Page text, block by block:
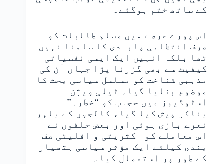
کے ساتھ ختم ہوگئے۔
اس پورے عرصے میں مسلم طالبات کو
صرف انتظامی پابندی کا سامنا نہیں
تھا بلکہ انہیں ایک ایسی نفسیاتی
کیفیت سے بھی گزرنا پڑا جہاں اُن کی
مذہبی شناخت کو مسلسل سیاسی بحث کا
موضوع بنایا گیا۔ ٹیلی ویژن
اسٹوڈیوز میں حجاب کو “خطرہ”
بناکر پیش کیا گیا، کالجوں کے باہر
نعرے بازی ہوئی اور بعض حلقوں نے
اس معاملے کو اکثریتی و اقلیتی صف
بندی کیلئے ایک مؤثر سیاسی ہتھیار
کے طور پر استعمال کیا۔